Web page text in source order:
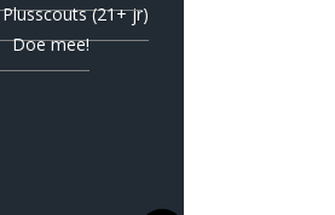
Plusscouts (21+ jr)
Doe mee!